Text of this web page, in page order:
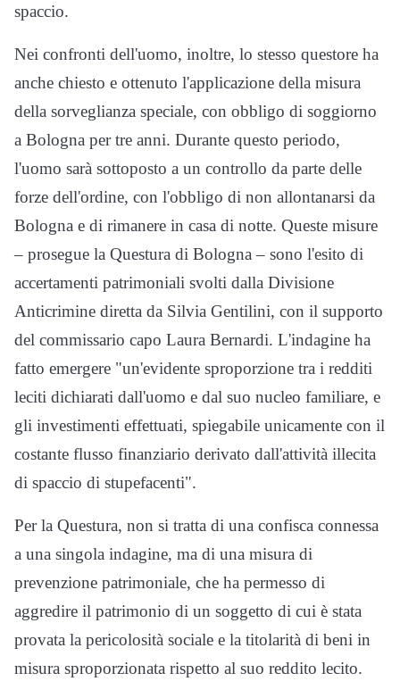
spaccio.
Nei confronti dell'uomo, inoltre, lo stesso questore ha
anche chiesto e ottenuto l'applicazione della misura
della sorveglianza speciale, con obbligo di soggiorno
a Bologna per tre anni. Durante questo periodo,
l'uomo sarà sottoposto a un controllo da parte delle
forze dell'ordine, con l'obbligo di non allontanarsi da
Bologna e di rimanere in casa di notte. Queste misure
– prosegue la Questura di Bologna – sono l'esito di
accertamenti patrimoniali svolti dalla Divisione
Anticrimine diretta da Silvia Gentilini, con il supporto
del commissario capo Laura Bernardi. L'indagine ha
fatto emergere "un'evidente sproporzione tra i redditi
leciti dichiarati dall'uomo e dal suo nucleo familiare, e
gli investimenti effettuati, spiegabile unicamente con il
costante flusso finanziario derivato dall'attività illecita
di spaccio di stupefacenti".
Per la Questura, non si tratta di una confisca connessa
a una singola indagine, ma di una misura di
prevenzione patrimoniale, che ha permesso di
aggredire il patrimonio di un soggetto di cui è stata
provata la pericolosità sociale e la titolarità di beni in
misura sproporzionata rispetto al suo reddito lecito.